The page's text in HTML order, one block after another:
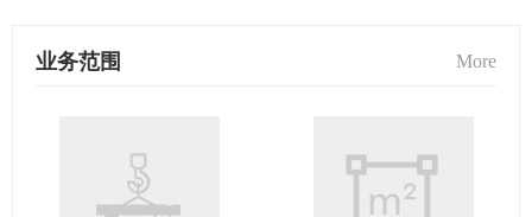
业务范围 More